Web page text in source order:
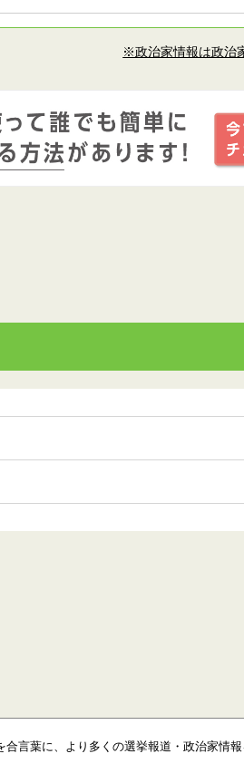
※政治家情報は政治
合言葉に、より多くの選挙報道・政治家情